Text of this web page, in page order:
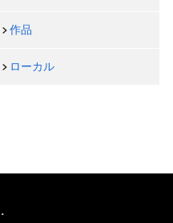
作品
ローカル